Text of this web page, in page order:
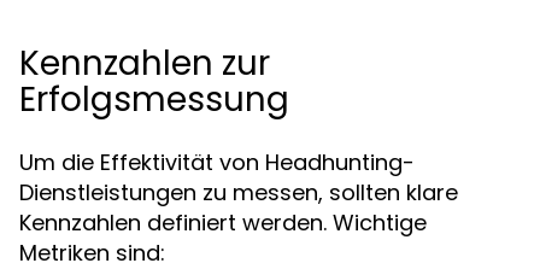
Kennzahlen zur
Erfolgsmessung
Um die Effektivität von Headhunting-
Dienstleistungen zu messen, sollten klare
Kennzahlen definiert werden. Wichtige
Metriken sind: